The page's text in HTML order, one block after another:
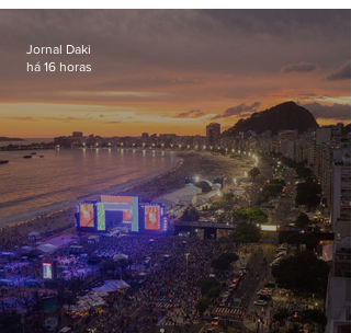
paternidade
Jornal Daki
há 16 horas